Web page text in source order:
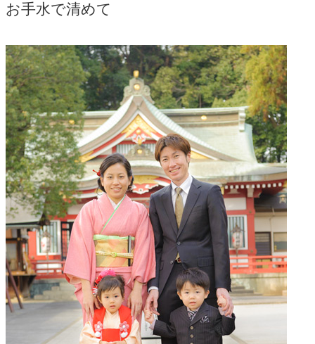
お手水で清めて